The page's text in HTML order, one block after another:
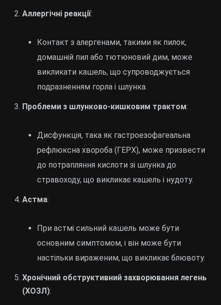
Аллергічні реакції:
Контакт з алергенами, такими як пилок,
домашній пил або тютюновий дим, може
викликати кашель, що супроводжується
подразненням горла і шлунка.
Проблеми з шлунково-кишковим трактом:
Дисфункція, така як гастроезофагеальна
рефлюксна хвороба (ГЕРХ), може призвести
до потрапляння кислоти зі шлунка до
стравоходу, що викликає кашель і нудоту.
Астма:
При астмі сильний кашель може бути
основним симптомом, і він може бути
настільки вираженим, що викликає блювоту.
Хронічний обструктивний захворювання легень
(ХОЗЛ):